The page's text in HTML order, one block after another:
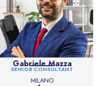
Gabriele Mazza
SENIOR CONSULTANT
MILANO